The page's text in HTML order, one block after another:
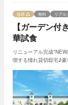
【ガーデン
華試食
残席 無料 リア
リニューアル完成
喫する憧れ貸切邸宅♪